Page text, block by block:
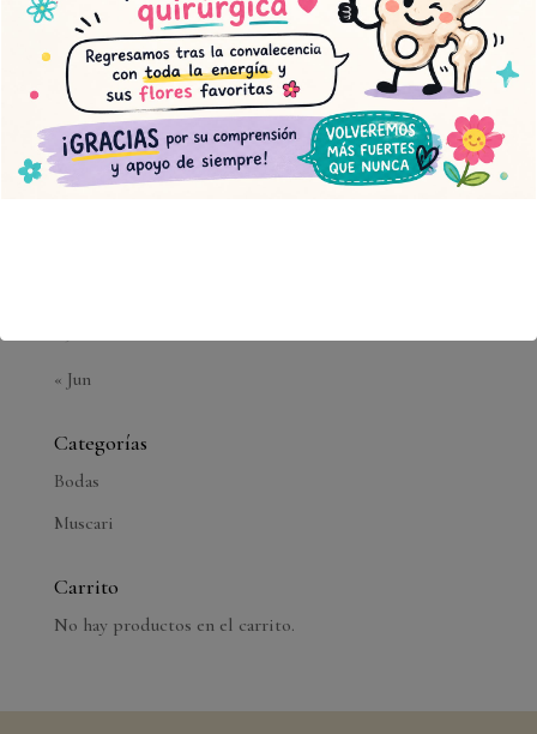
1 2
3 4 5 6 8 9
10 11 12 13 14 15 16
« Jun
Categorías
Bodas
Muscari
Carrito
No hay productos en el carrito.